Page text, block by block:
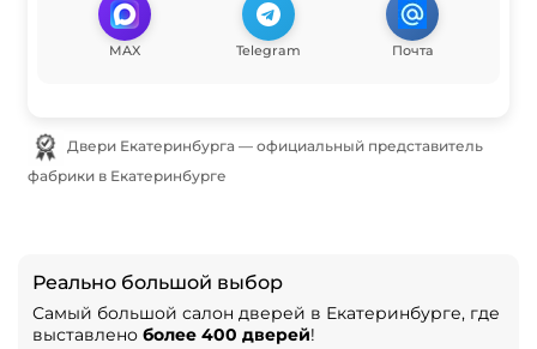
MAX Telegram Почта
фабрики в Екатеринбурге
Реально большой выбор
Самый большой салон дверей в Екатеринбурге, где
выставлено более 400 дверей!